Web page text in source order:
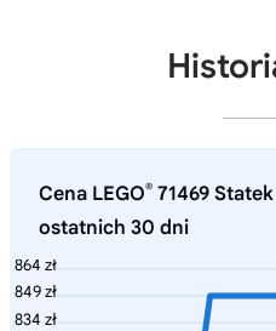
Cena LEGO® 71469
ostatnich 30 dni
864 zł
849 zł
834 zł